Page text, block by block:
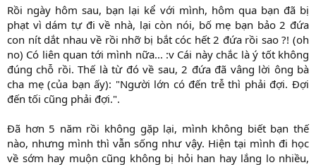
Rồi ngày hôm sau, bạn lại kể với mình, hôm qua bạn đã bị
phạt vì dám tự đi về nhà, lại còn nói, bố mẹ bạn bảo 2 đứa
con nít dắt nhau về rồi nhỡ bị bắt cóc hết 2 đứa rồi sao ?! (oh
no) Có liên quan tới mình nữa... :v Cái này chắc là ý tốt không
đúng chỗ rồi. Thế là từ đó về sau, 2 đứa đã vâng lời ông bà
cha mẹ (của bạn ấy): "Người lớn có đến trễ thì phải đợi. Đợi
đến tối cũng phải đợi.".
Đã hơn 5 năm rồi không gặp lại, mình không biết bạn thế
nào, nhưng mình thì vẫn sống như vậy. Hiện tại mình đi học
về sớm hay muộn cũng không bị hỏi han hay lắng lo nhiều,